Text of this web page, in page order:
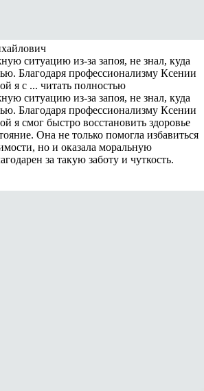
ситуацию из-за запоя, не знал, куда
Благодаря профессионализму Ксении
я с ... читать полностью
ситуацию из-за запоя, не знал, куда
Благодаря профессионализму Ксении
я смог быстро восстановить здоровье
Она не только помогла избавиться
но и оказала моральную
за такую заботу и чуткость.